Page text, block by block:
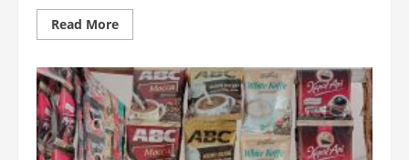
Read MoreRead
more
Kentang
Keripik
Pisang
Lebih
Untung
Mana